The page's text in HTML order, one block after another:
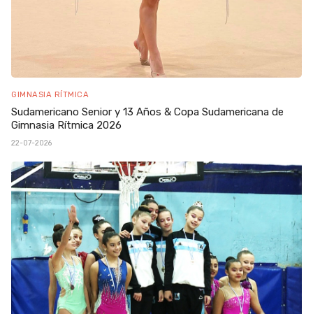
GIMNASIA RÍTMICA
Sudamericano Senior y 13 Años & Copa Sudamericana de
Gimnasia Rítmica 2026
22-07-2026